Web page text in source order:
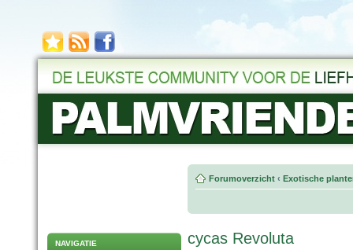
NAVIGATIE
Forumoverzicht ‹ Exotische
cycas Revoluta